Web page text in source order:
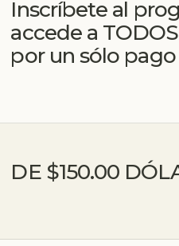
Inscríbete al
accede a
por un sólo pago
DE $150.00